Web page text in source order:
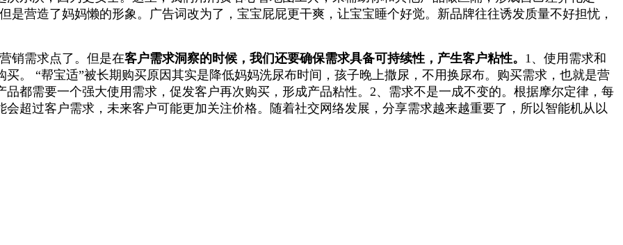
是营造了妈妈懒的形象。广告词改为了，宝宝屁屁更干爽，让宝宝睡个好觉。新品牌往往诱发质量不好担忧，
销需求点了。但是在客户需求洞察的时候，我们还要确保需求具备可持续性，产生客户粘性。 1、使用需求和
。
“帮宝适”被长期购买原因其实是降低妈妈洗尿布时间，孩子晚上撒尿，不用换尿布。购买需求，也就是营
都需要一个强大使用需求，促发客户再次购买，形成产品粘性。 2、需求不是一成不变的。 根据摩尔定律，每
超过客户需求，未来客户可能更加关注价格。随着社交网络发展，分享需求越来越重要了，所以智能机从以